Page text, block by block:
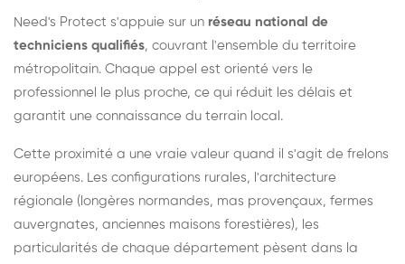
Need's Protect s'appuie sur un réseau national de
techniciens qualifiés, couvrant l'ensemble du territoire
métropolitain. Chaque appel est orienté vers le
professionnel le plus proche, ce qui réduit les délais et
garantit une connaissance du terrain local.
Cette proximité a une vraie valeur quand il s'agit de frelons
européens. Les configurations rurales, l'architecture
régionale (longères normandes, mas provençaux, fermes
auvergnates, anciennes maisons forestières), les
particularités de chaque département pèsent dans la